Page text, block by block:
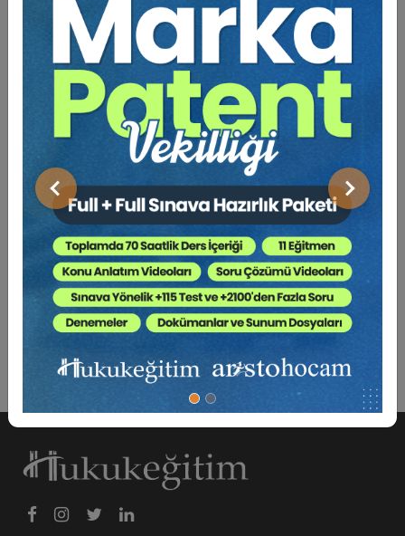
Önceki Sonraki
Sosyal Güvenlik Hukuku - V. İş Hukuku Kongresi -
IV. Oturum Video Kaydı
360 TL Sepete Ekle